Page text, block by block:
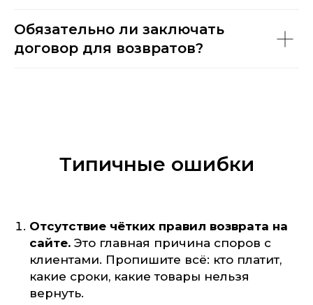
Обязательно ли заключать
договор для возвратов?
Типичные ошибки
Отсутствие чётких правил возврата на
сайте. Это главная причина споров с
клиентами. Пропишите всё: кто платит,
какие сроки, какие товары нельзя
вернуть.